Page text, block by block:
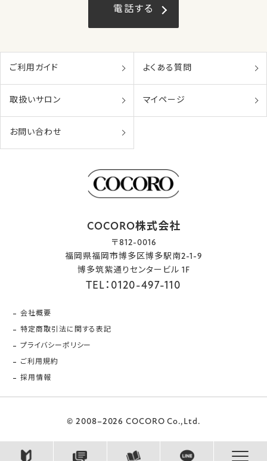
電話する
ご利用ガイド よくある質問
取扱いサロン マイページ
お問い合わせ
COCORO株式会社
〒812-0016
福岡県福岡市博多区博多駅南2-1-9
博多筑紫通りセンタービル 1F
TEL：0120-497-110
会社概要
特定商取引法に関する表記
プライバシーポリシー
ご利用規約
採用情報
© 2008–2026 COCORO Co.,Ltd.